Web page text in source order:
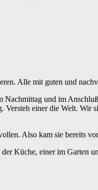
Alle mit guten und
Nachmittag und im
Versteh einer die Welt.
Also kam sie bereits
Küche, einer im Garten